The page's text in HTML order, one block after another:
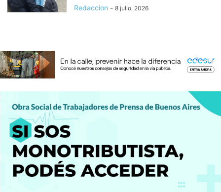
Redaccion - 8 julio, 2026